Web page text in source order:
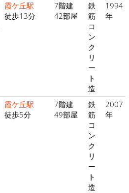
霞ケ丘駅
徒歩13分
7階建
42部屋
鉄
筋
コ
ン
ク
リ
ー
ト
造
1994
年
霞ケ丘駅
徒歩5分
7階建
49部屋
鉄
筋
コ
ン
ク
リ
ー
ト
造
2007
年